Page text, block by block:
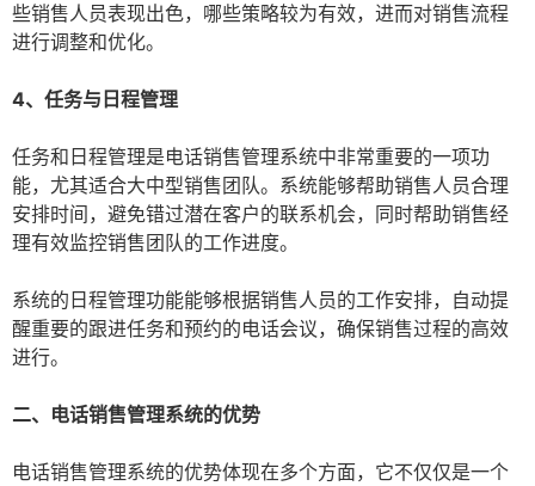
些销售人员表现出色，哪些策略较为有效，进而对销售流程
进行调整和优化。
4、任务与日程管理
任务和日程管理是电话销售管理系统中非常重要的一项功
能，尤其适合大中型销售团队。系统能够帮助销售人员合理
安排时间，避免错过潜在客户的联系机会，同时帮助销售经
理有效监控销售团队的工作进度。
系统的日程管理功能能够根据销售人员的工作安排，自动提
醒重要的跟进任务和预约的电话会议，确保销售过程的高效
进行。
二、电话销售管理系统的优势
电话销售管理系统的优势体现在多个方面，它不仅仅是一个